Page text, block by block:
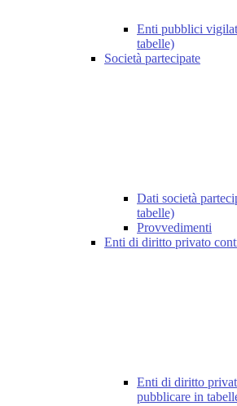
Enti pubblici
tabelle)
Società partecipate
Dati società
tabelle)
Provvedimenti
Enti di diritto privato
Enti di diritto
pubblicare in